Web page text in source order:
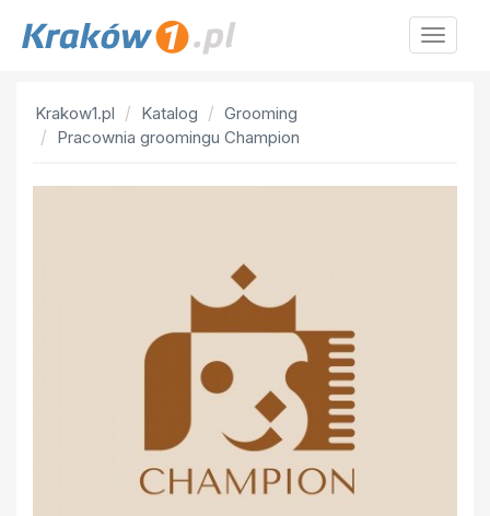
Krakow1.pl Katalog
Grooming
Pracownia groomingu Champion